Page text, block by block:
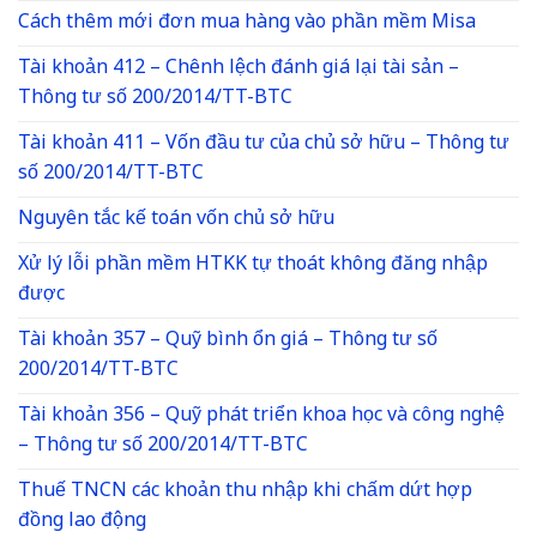
Cách thêm mới đơn mua hàng vào phần mềm Misa
Tài khoản 412 – Chênh lệch đánh giá lại tài sản –
Thông tư số 200/2014/TT-BTC
Tài khoản 411 – Vốn đầu tư của chủ sở hữu – Thông tư
số 200/2014/TT-BTC
Nguyên tắc kế toán vốn chủ sở hữu
Xử lý lỗi phần mềm HTKK tự thoát không đăng nhập
được
Tài khoản 357 – Quỹ bình ổn giá – Thông tư số
200/2014/TT-BTC
Tài khoản 356 – Quỹ phát triển khoa học và công nghệ
– Thông tư số 200/2014/TT-BTC
Thuế TNCN các khoản thu nhập khi chấm dứt hợp
đồng lao động